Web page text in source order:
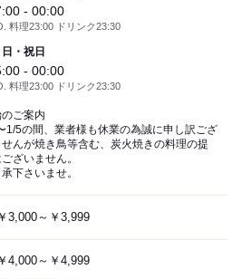
- 00:00
料理23:00 ドリンク23:30
・祝日
- 00:00
料理23:00 ドリンク23:30
ご案内
1/5の間、業者様も休業の為誠に申し訳ござ
せんが焼き鳥等含む、炭火焼きの料理の提
ざいません。
下さいませ。
￥3,000～￥3,999
￥4,000～￥4,999